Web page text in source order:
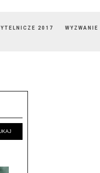
2017
WYZWANIE